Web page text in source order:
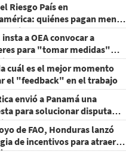
Riesgo País en
quiénes pagan menos
mejoraron
insta a OEA convocar a
para "tomar medidas"
cuál es el mejor momento
el "feedback" en el trabajo
envió a Panamá una
para solucionar disputa
de FAO, Honduras lanzó
de incentivos para atraer
al agro